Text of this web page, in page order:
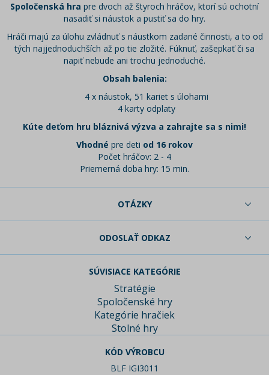
Spoločenská hra pre dvoch až štyroch hráčov, ktorí sú ochotní
nasadiť si náustok a pustiť sa do hry.
Hráči majú za úlohu zvládnuť s náustkom zadané činnosti, a to od
tých najjednoduchších až po tie zložité. Fúknuť, zašepkať či sa
napiť nebude ani trochu jednoduché.
Obsah balenia:
4 x náustok, 51 kariet s úlohami
4 karty odplaty
Kúte deťom hru bláznivá výzva a zahrajte sa s nimi!
Vhodné pre deti od 16 rokov
Počet hráčov: 2 - 4
Priemerná doba hry: 15 min.
OTÁZKY
ODOSLAŤ ODKAZ
SÚVISIACE KATEGÓRIE
Stratégie
Spoločenské hry
Kategórie hračiek
Stolné hry
KÓD VÝROBCU
BLF IGI3011